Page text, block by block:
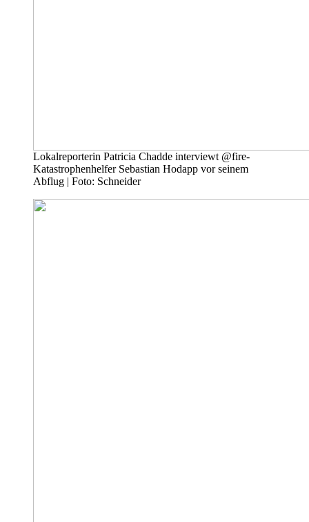
Lokalreporterin Patricia Chadde interviewt @fire-
Katastrophenhelfer Sebastian Hodapp vor seinem
Abflug | Foto: Schneider